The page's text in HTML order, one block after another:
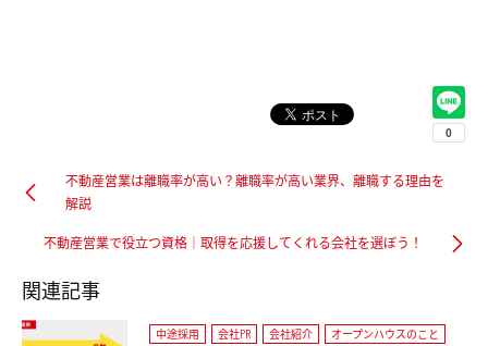
不動産営業は離職率が高い？離職率が高い業界、離職する理由を
解説
不動産営業で役立つ資格｜取得を応援してくれる会社を選ぼう！
関連記事
中途採用 会社PR 会社紹介
オープンハウスのこと